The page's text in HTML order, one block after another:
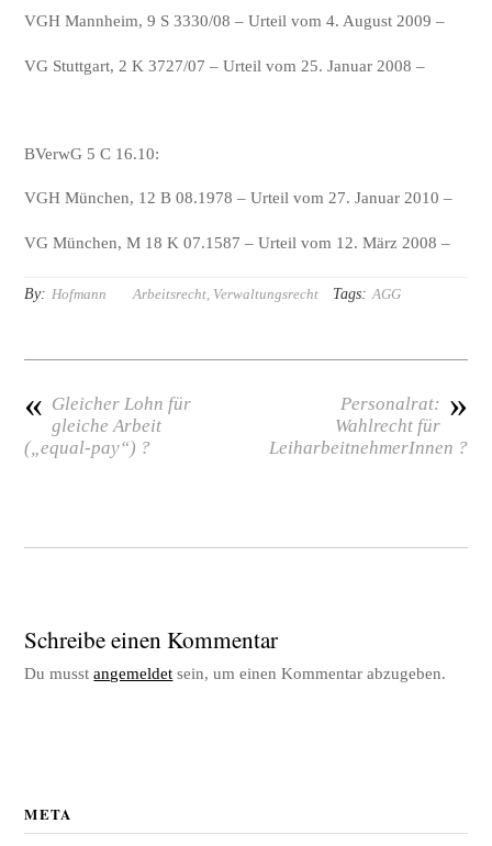
VGH Mannheim, 9 S 3330/08 – Urteil vom 4. August 2009 –
VG Stuttgart, 2 K 3727/07 – Urteil vom 25. Januar 2008 –
BVerwG 5 C 16.10:
VGH München, 12 B 08.1978 – Urteil vom 27. Januar 2010 –
VG München, M 18 K 07.1587 – Urteil vom 12. März 2008 –
By: Hofmann Arbeitsrecht Verwaltungsrecht Tags: AGG
« Gleicher Lohn für
gleiche Arbeit
(„equal-pay“) ?
»
Personalrat:
Wahlrecht für
LeiharbeitnehmerInnen ?
Schreibe einen Kommentar
Du musstangemeldet sein, um einen Kommentar abzugeben.
META